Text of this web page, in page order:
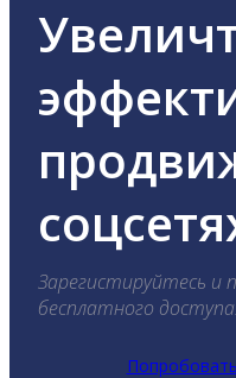
Зарегистируйтесь и
бесплатного доступа.